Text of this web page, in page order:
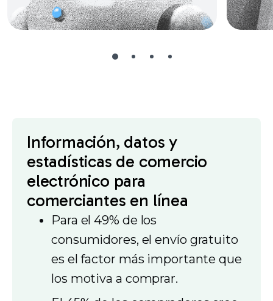
Información, datos y
estadísticas de comercio
electrónico para
comerciantes en línea
Para el 49% de los
consumidores, el envío gratuito
es el factor más importante que
los motiva a comprar.